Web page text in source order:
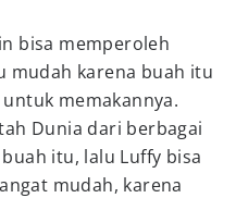
bisa memperoleh
mudah karena buah itu
memakannya.
Dunia dari berbagai
itu, lalu Luffy bisa
mudah, karena